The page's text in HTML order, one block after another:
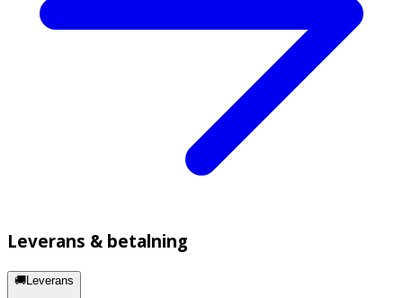
Leverans & betalning
🚚Leverans